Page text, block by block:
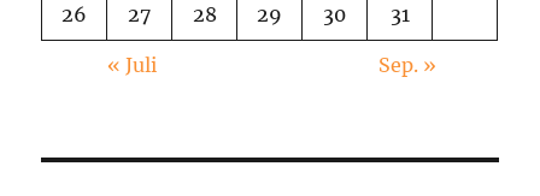
26 27 28 29 30 31
« Juli Sep. »